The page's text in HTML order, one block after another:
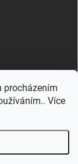
procházením
Více
vyhrazena.